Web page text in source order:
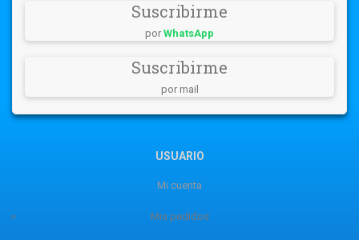
Suscribirme
por WhatsApp
Suscribirme
por mail
USUARIO
Mi cuenta
Mis pedidos